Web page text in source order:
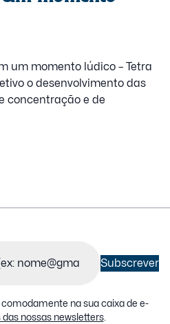
um momento lúdico – Tetra
o desenvolvimento das
concentração e de
Subscrever
na sua caixa de e-
das nossas newsletters.